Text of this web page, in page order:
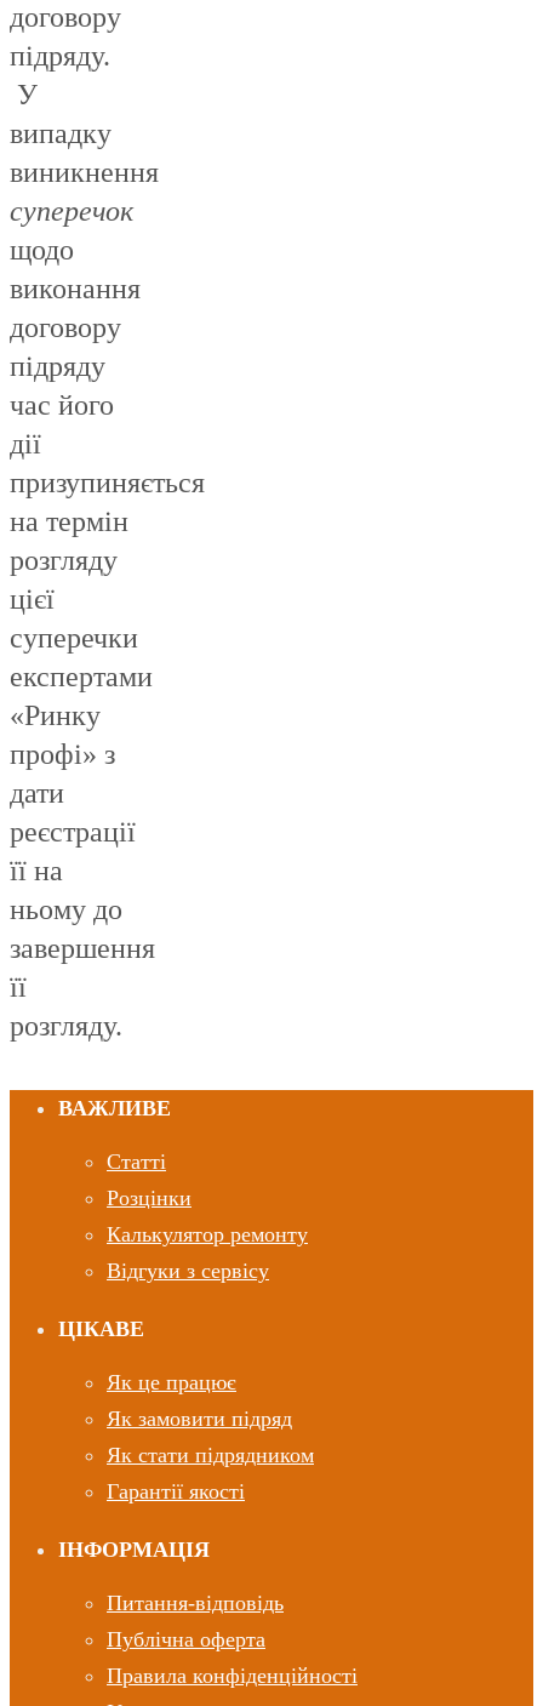
договору
підряду.
У
випадку
виникнення
суперечок
щодо
виконання
договору
підряду
час його
дії
призупиняється
на термін
розгляду
цієї
суперечки
експертами
«Ринку
профі» з
дати
реєстрації
її на
ньому до
завершення
її
розгляду.
ВАЖЛИВЕ
Статті
Розцінки
Калькулятор ремонту
Відгуки з сервісу
ЦІКАВЕ
Як це працює
Як замовити підряд
Як стати підрядником
Гарантії якості
ІНФОРМАЦІЯ
Питання-відповідь
Публічна оферта
Правила конфіденційності